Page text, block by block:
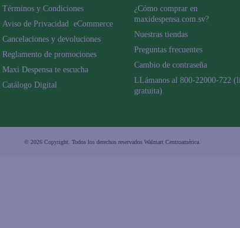
Términos y Condiciones
Aviso de Privacidad  eCommerce
Cancelaciones y devoluciones
Reglamento de promociones
Maxi Despensa te escucha
Catálogo Digital
¿Cómo comprar en
maxidespensa.com.sv?
Nuestras tiendas
Preguntas frecuentes
Cambio de contraseña
LLámanos al 800-22000-722
gratuita)
© 2026 Copyright. Todos los derechos reservados Walmart Centroamérica.